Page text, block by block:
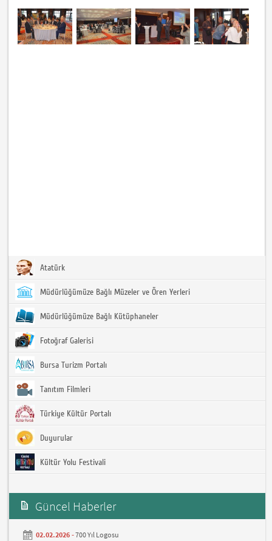
Atatürk
Müdürlüğümüze Bağlı Müzeler ve Ören Yerleri
Müdürlüğümüze Bağlı Kütüphaneler
Fotoğraf Galerisi
Bursa Turizm Portalı
Tanıtım Filmleri
Türkiye Kültür Portalı
Duyurular
Kültür Yolu Festivali
Güncel Haberler
02.02.2026 -700 Yıl Logosu